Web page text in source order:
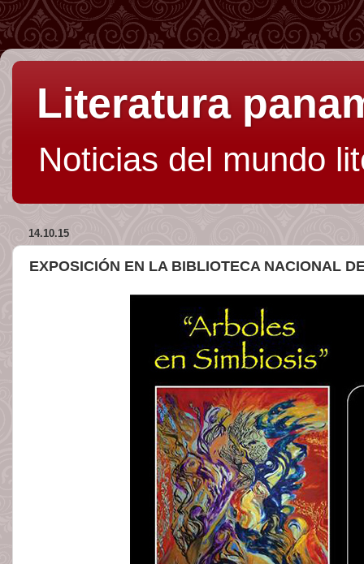
Literatura
Noticias del mundo
14.10.15
EXPOSICIÓN EN LA BIBLIOTECA NACIONAL